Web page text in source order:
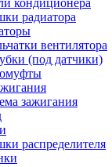
кондиционера
радиатора
вентилятора
(под датчики)
зажигания
распределителя